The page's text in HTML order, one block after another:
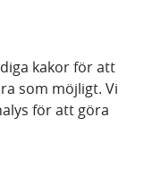
kakor för att
som möjligt. Vi
för att göra